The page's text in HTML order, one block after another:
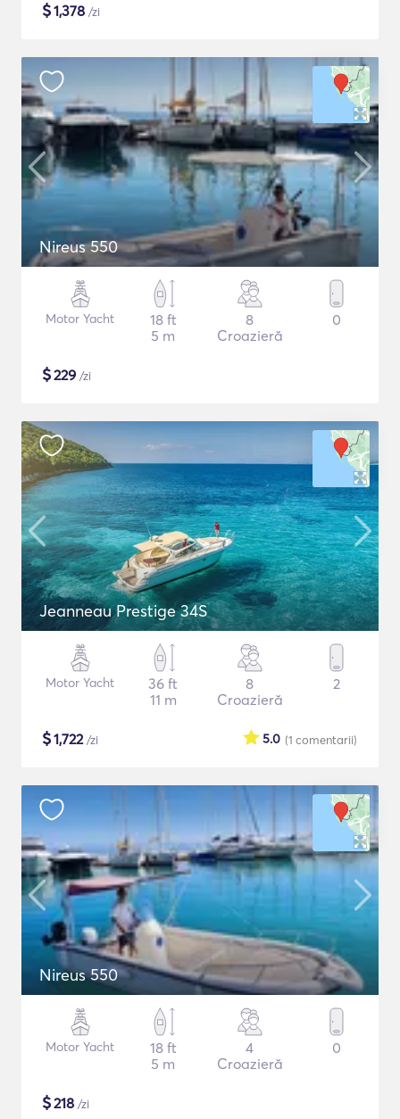
$1,378 /zi
Nireus 550
Motor Yacht
18 ft
5 m
8
Croazieră
0
$229 /zi
Jeanneau Prestige 34S
Motor Yacht
36 ft
11 m
8
Croazieră
2
$1,722/zi (1 comentarii)
5.0
Nireus 550
Motor Yacht
18 ft
5 m
4
Croazieră
0
$218 /zi